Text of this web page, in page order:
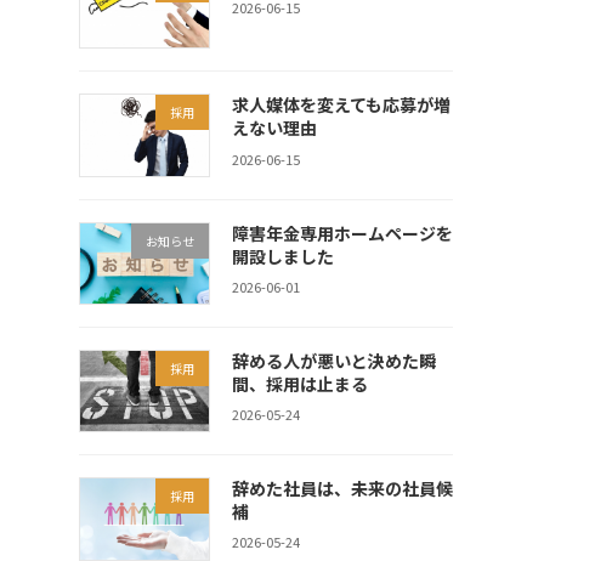
2026-06-15
採用
求人媒体を変えても応募が増
えない理由
2026-06-15
お知らせ
障害年金専用ホームページを
開設しました
2026-06-01
採用
辞める人が悪いと決めた瞬
間、採用は止まる
2026-05-24
採用
辞めた社員は、未来の社員候
補
2026-05-24